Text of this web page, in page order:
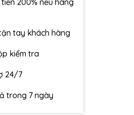
200% nếu hàng
tay khách hàng
kiểm tra
24/7
trong 7 ngày